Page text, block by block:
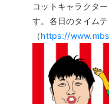
コットキャラクタ
す。各日のタイム
（https://